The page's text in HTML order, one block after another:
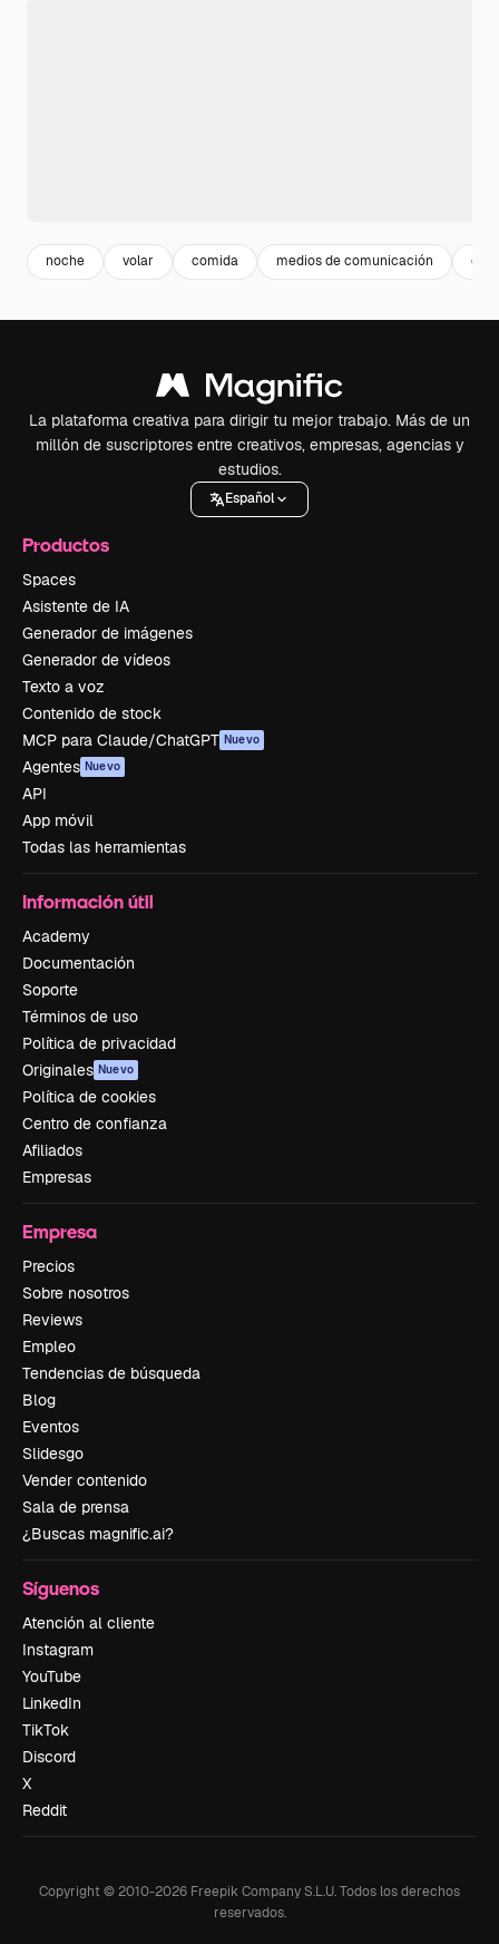
noche volar comida medios de comunicación
La plataforma creativa para dirigir tu mejor trabajo. Más de un
millón de suscriptores entre creativos, empresas, agencias y
estudios.
Español
Productos
Spaces
Asistente de IA
Generador de imágenes
Generador de vídeos
Texto a voz
Contenido de stock
MCP para Claude/ChatGPT Nuevo
Agentes Nuevo
API
App móvil
Todas las herramientas
Información útil
Academy
Documentación
Soporte
Términos de uso
Política de privacidad
Originales Nuevo
Política de cookies
Centro de confianza
Afiliados
Empresas
Empresa
Precios
Sobre nosotros
Reviews
Empleo
Tendencias de búsqueda
Blog
Eventos
Slidesgo
Vender contenido
Sala de prensa
¿Buscas magnific.ai?
Síguenos
Atención al cliente
Instagram
YouTube
LinkedIn
TikTok
Discord
X
Reddit
Copyright © 2010-2026 Freepik Company S.L.U.Todos los derechos
reservados.